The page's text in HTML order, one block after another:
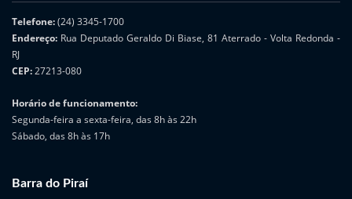
Telefone:(24) 3345-1700
Endereço: Rua Deputado Geraldo Di Biase, 81 Aterrado - Volta Redonda -
RJ
CEP:27213-080
Horário de funcionamento:
Segunda-feira a sexta-feira, das 8h às 22h
Sábado, das 8h às 17h
Barra do Piraí